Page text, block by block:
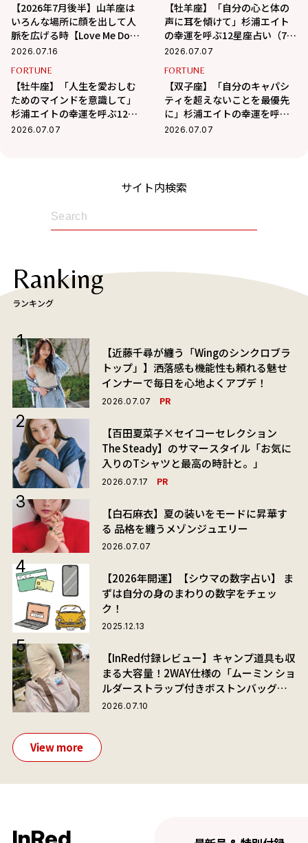
【2026年7月後半】山羊座は
いろんな場所に顔を出して人
脈を広げる時【Love Me Doの
ポジティブ星座占い】
2026.07.16
【牡羊座】「自分の心と体の
声に耳を傾けて」杉浦エイト
の幸運を呼ぶ12星座占い（7/7
～8/6）
2026.07.07
FORTUNE
【牡牛座】「人生を愛おしむ
ためのマインドを意識して」
杉浦エイトの幸運を呼ぶ12星
座占い（7/7～8/6）
2026.07.07
FORTUNE
【双子座】「自分のキャパシ
ティを超えないことを最優先
に」杉浦エイトの幸運を呼ぶ
12星座占い（7/7～8/6）
2026.07.07
サイト内検索
Ranking
ランキング
【近藤千尋が纏う「Wingのシンクロブラ
トップ」】洒落感も機能性も頼れる魅せ
インナーで毎日を心地よくアプデ！
2026.07.07 PR
【百田夏菜子×セイコーセレクション
The Steady】のサマースタイル「お気に
入りのTシャツと最高の時計と。」
2026.07.17 PR
【白石麻衣】夏の装いをモードに昇華す
る 品格を纏うメゾンジュエリー
2026.07.07
【2026年開運】【シウマの数字占い】 ま
ずは自分の身のまわりの数字をチェッ
ク！
2025.12.13
【InRed付録レビュー】キャンプ道具も収
まる大容量！2WAY仕様の「ムーミン ショ
ルダーストラップ付きボストンバッグ」
が夏旅におすすめな理由
2026.07.10
View more